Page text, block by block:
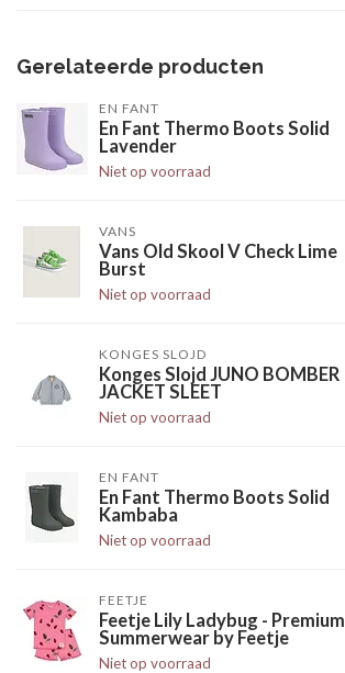
Gerelateerde producten
EN FANT
En Fant Thermo Boots Solid
Lavender
Niet op voorraad
VANS
Vans Old Skool V Check Lime
Burst
Niet op voorraad
KONGES SLOJD
Konges Slojd JUNO BOMBER
JACKET SLEET
Niet op voorraad
EN FANT
En Fant Thermo Boots Solid
Kambaba
Niet op voorraad
FEETJE
Feetje Lily Ladybug - Premium
Summerwear by Feetje
Niet op voorraad